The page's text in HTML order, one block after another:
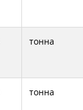
тонна
тонна